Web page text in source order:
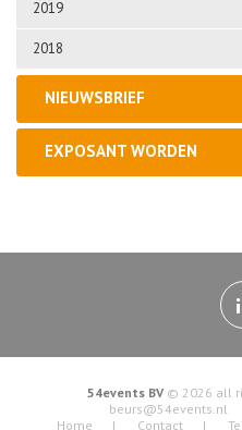
2019
2018
NIEUWSBRIEF
EXPOSANT WORDEN
54events BV© 2026 all
beurs@54events.nl
Home
Contact